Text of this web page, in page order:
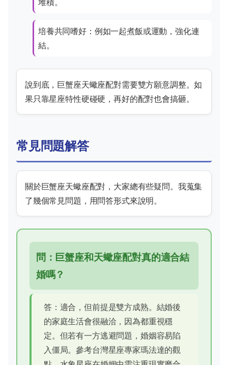
堆積。
培養共同嗜好：例如一起煮飯或運動，強化連
結。
說到底，巨蟹座天蠍座配對需要雙方願意調整。如
果只靠星座特性硬碰硬，再好的配對也會搞砸。
常見問題解答
關於巨蟹座天蠍座配對，大家總有些疑問。我蒐集
了幾個常見問題，用問答形式來說明。
問：巨蟹座和天蠍座配對真的適合結
婚嗎？
答：適合，但前提是雙方成熟。結婚後
的家庭生活會很融洽，因為都重視穩
定。但若有一方逃避問題，婚姻容易陷
入僵局。參考台灣星座專家瑪法達的觀